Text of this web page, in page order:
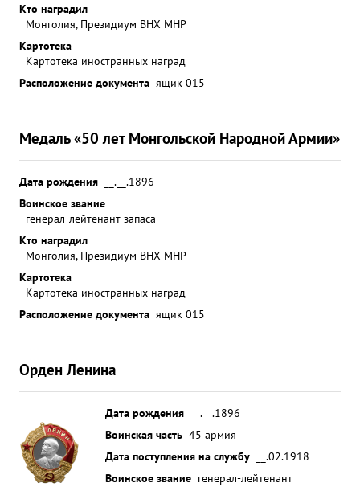
Кто наградил
Монголия, Президиум ВНХ МНР
Картотека
Картотека иностранных наград
Расположение документа ящик 015
Медаль «50 лет Монгольской Народной Армии»
Дата рождения
__.__.1896
Воинское звание
генерал-лейтенант запаса
Кто наградил
Монголия, Президиум ВНХ МНР
Картотека
Картотека иностранных наград
Расположение документа ящик 015
Орден Ленина
Дата рождения
__.__.1896
Воинская часть 45 армия
Дата поступления на службу
__.02.1918
Воинское звание генерал-лейтенант